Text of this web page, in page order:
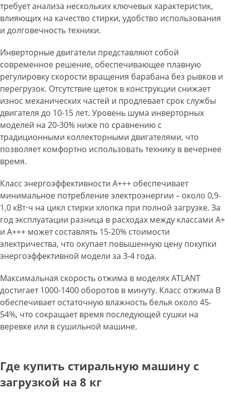
требует анализа нескольких ключевых характеристик,
влияющих на качество стирки, удобство использования
и долговечность техники.
Инверторные двигатели представляют собой
современное решение, обеспечивающее плавную
регулировку скорости вращения барабана без рывков и
перегрузок. Отсутствие щеток в конструкции снижает
износ механических частей и продлевает срок службы
двигателя до 10-15 лет. Уровень шума инверторных
моделей на 20-30% ниже по сравнению с
традиционными коллекторными двигателями, что
позволяет комфортно использовать технику в вечернее
время.
Класс энергоэффективности A+++ обеспечивает
минимальное потребление электроэнергии – около 0,9-
1,0 кВт⋅ч на цикл стирки хлопка при полной загрузке. За
год эксплуатации разница в расходах между классами A+
и A+++ может составлять 15-20% стоимости
электричества, что окупает повышенную цену покупки
энергоэффективной модели за 3-4 года.
Максимальная скорость отжима в моделях ATLANT
достигает 1000-1400 оборотов в минуту. Класс отжима B
обеспечивает остаточную влажность белья около 45-
54%, что сокращает время последующей сушки на
веревке или в сушильной машине.
Где купить стиральную машину с
загрузкой на 8 кг